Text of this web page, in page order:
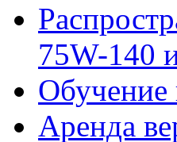
75W-140
Обучение
Аренда